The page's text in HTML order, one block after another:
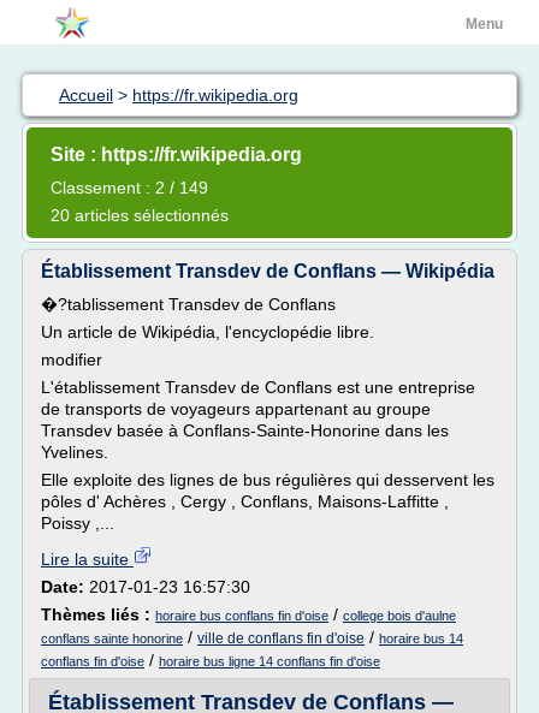
Menu
Accueil > https://fr.wikipedia.org
Site : https://fr.wikipedia.org
Classement : 2 / 149
20 articles sélectionnés
Établissement Transdev de Conflans — Wikipédia
�?tablissement Transdev de Conflans
Un article de Wikipédia, l'encyclopédie libre.
modifier
L'établissement Transdev de Conflans est une entreprise
de transports de voyageurs appartenant au groupe
Transdev basée à Conflans-Sainte-Honorine dans les
Yvelines.
Elle exploite des lignes de bus régulières qui desservent les
pôles d' Achères , Cergy , Conflans, Maisons-Laffitte ,
Poissy ,...
Lire la suite
Date: 2017-01-23 16:57:30
Thèmes liés : horaire bus conflans fin d'oise / college bois d'aulne
conflans sainte honorine / ville de conflans fin d'oise / horaire bus 14
conflans fin d'oise / horaire bus ligne 14 conflans fin d'oise
Établissement Transdev de Conflans —